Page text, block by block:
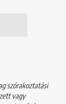
szórakoztatási
vagy